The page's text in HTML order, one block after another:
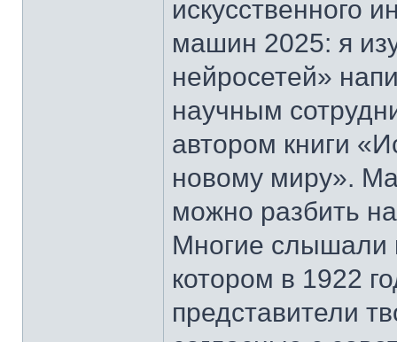
искусственного
машин 2025: я
нейросетей»
научным
автором книги
новому миру».
можно разбить
Многие слышали
котором в 1922
представители